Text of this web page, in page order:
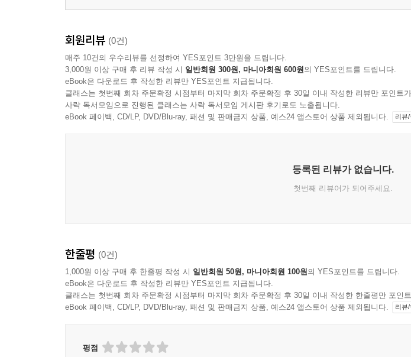
회원리뷰 (0건)
매주 10건의 우수리뷰를 선정하여 YES포인트 3만원을 드립니다.
3,000원 이상 구매 후 리뷰 작성 시 일반회원 300원, 마니아회원 600원의 YES포인트를 드립니다.
eBook은 다운로드 후 작성한 리뷰만 YES포인트 지급됩니다.
클래스는 첫번째 회차 주문확정 시점부터 마지막 회차 주문확정 후 30일 이내 작성한 리뷰만 포인트
사락 독서모임으로 진행된 클래스는 사락 독서모임 게시판 후기로도 노출됩니다.
eBook 페이백, CD/LP, DVD/Blu-ray, 패션 및 판매금지 상품, 예스24 앱스토어 상품 제외됩니다.
리뷰
등록된 리뷰가 없습니다.
첫번째 리뷰어가 되어주세요.
한줄평 (0건)
1,000원 이상 구매 후 한줄평 작성 시 일반회원 50원, 마니아회원 100원의 YES포인트를 드립니다.
eBook은 다운로드 후 작성한 리뷰만 YES포인트 지급됩니다.
클래스는 첫번째 회차 주문확정 시점부터 마지막 회차 주문확정 후 30일 이내 작성한 한줄평만 포인
eBook 페이백, CD/LP, DVD/Blu-ray, 패션 및 판매금지 상품, 예스24 앱스토어 상품 제외됩니다.
리뷰
평점